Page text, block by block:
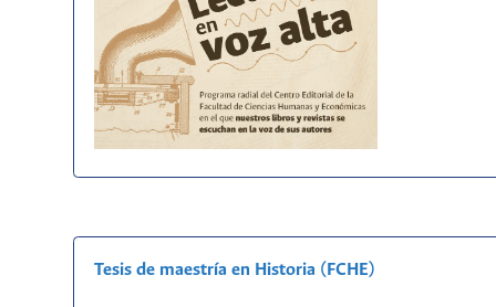
Tesis de maestría en Historia (FCHE)